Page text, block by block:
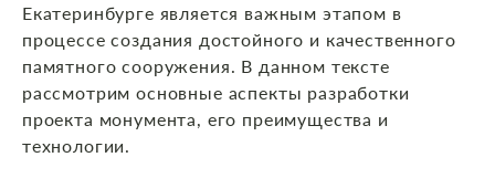
Екатеринбурге является важным этапом в
процессе создания достойного и качественного
памятного сооружения. В данном тексте
рассмотрим основные аспекты разработки
проекта монумента, его преимущества и
технологии.